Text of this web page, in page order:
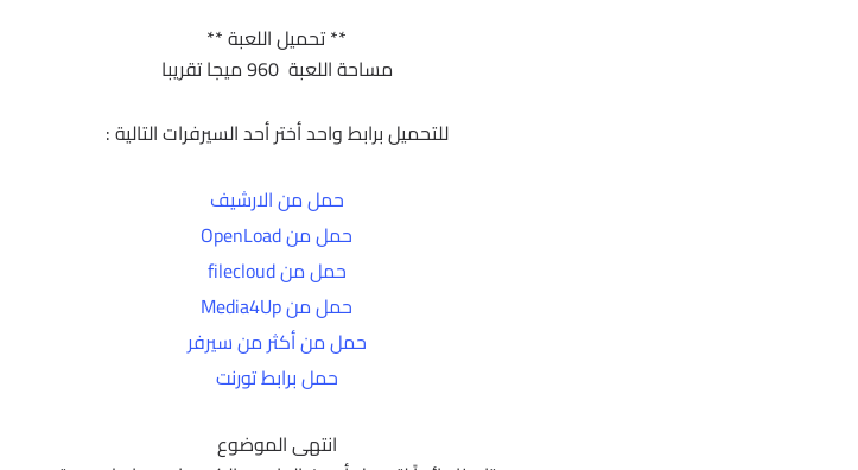
** تحميل اللعبة **
مساحة اللعبة 960 ميجا تقريبا
للتحميل برابط واحد أختر أحد السيرفرات التالية :
حمل من الارشيف
حمل من OpenLoad
حمل من filecloud
حمل من Media4Up
حمل من أكثر من سيرفر
حمل برابط تورنت
انتهى الموضوع